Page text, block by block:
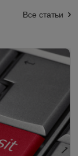
Все статьи